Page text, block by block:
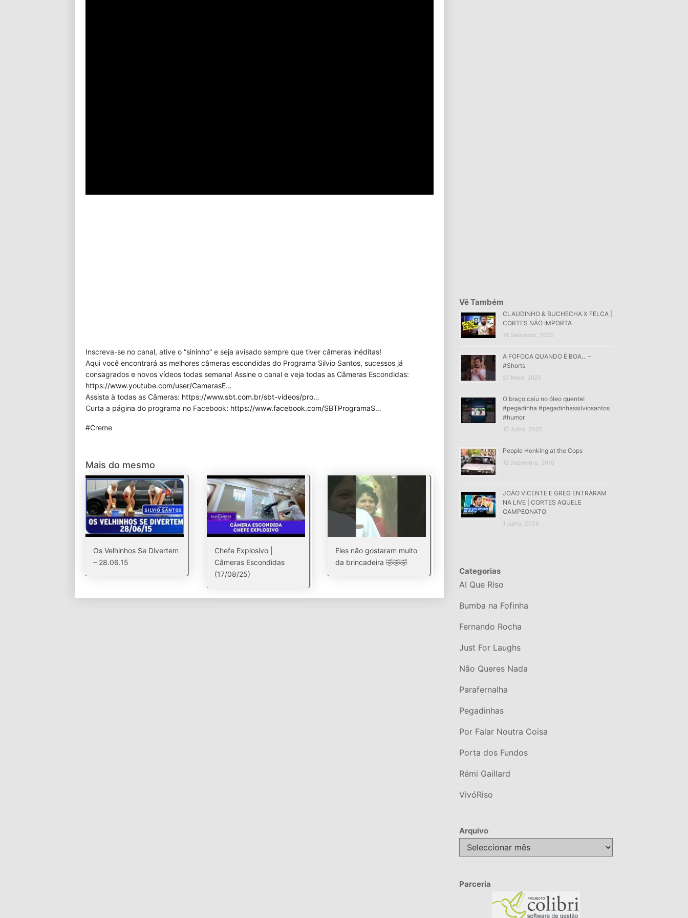
Inscreva-se no canal, ative o “sininho” e seja avisado sempre que tiver câmeras inéditas!
Aqui você encontrará as melhores câmeras escondidas do Programa Silvio Santos, sucessos já
consagrados e novos vídeos todas semana! Assine o canal e veja todas as Câmeras Escondidas:
https://www.youtube.com/user/CamerasE…
Assista à todas as Câmeras: https://www.sbt.com.br/sbt-videos/pro…
Curta a página do programa no Facebook: https://www.facebook.com/SBTProgramaS…
#Creme
Mais do mesmo
Os Velhinhos Se Divertem
– 28.06.15
Chefe Explosivo |
Câmeras Escondidas
(17/08/25)
Eles não gostaram muito
da brincadeira 🤣🤣🤣
Vê Também
CLAUDINHO & BUCHECHA X FELCA |
CORTES NÃO IMPORTA
14 Setembro, 2025
A FOFOCA QUANDO É BOA… –
#Shorts
27 Maio, 2025
O braço caiu no óleo quente!
#pegadinha #pegadinhassilviosantos
#humor
10 Julho, 2025
People Honking at the Cops
16 Dezembro, 2010
JOÃO VICENTE E GREG ENTRARAM
NA LIVE | CORTES AQUELE
CAMPEONATO
1 Julho, 2026
Categorias
AI Que Riso
Bumba na Fofinha
Fernando Rocha
Just For Laughs
Não Queres Nada
Parafernalha
Pegadinhas
Por Falar Noutra Coisa
Porta dos Fundos
Rémi Gaillard
VivóRiso
Arquivo
Arquivo
Parceria